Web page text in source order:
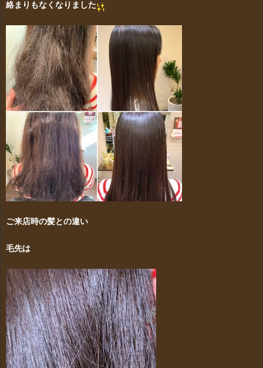
絡まりもなくなりました
ご来店時の髪との違い
毛先は